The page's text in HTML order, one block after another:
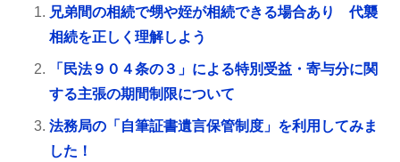
兄弟間の相続で甥や姪が相続できる場合あり 代襲
相続を正しく理解しよう
「民法９０４条の３」による特別受益・寄与分に関
する主張の期間制限について
法務局の「自筆証書遺言保管制度」を利用してみま
した！